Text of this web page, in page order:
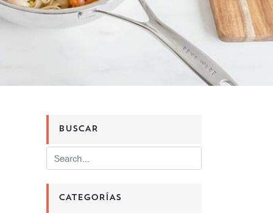
BUSCAR
CATEGORÍAS